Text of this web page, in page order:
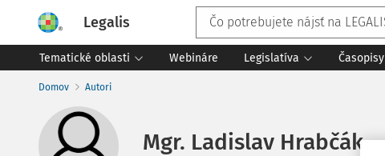
Legalis
Tematické oblasti Webináre Legislatíva Časopisy
Domov Autori
Mgr. Ladislav Hrabčák